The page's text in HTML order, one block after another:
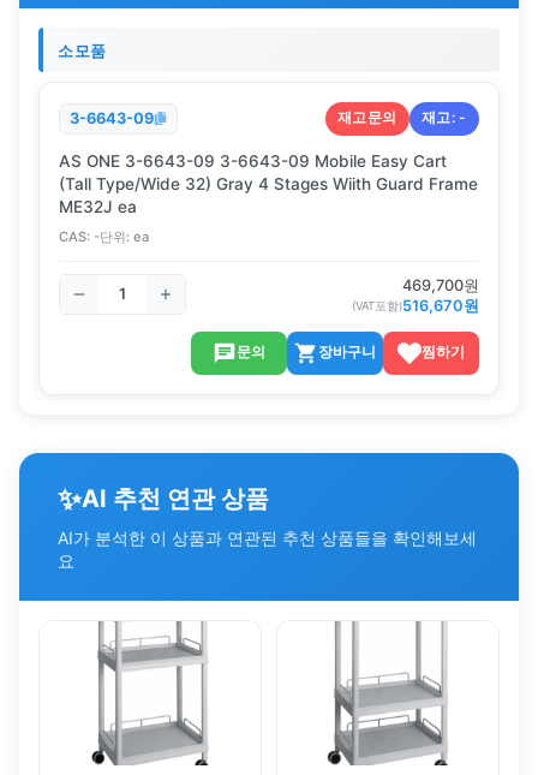
소모품
3-6643-09 재고문의 재고:-
AS ONE 3-6643-09 3-6643-09 Mobile Easy Cart
(Tall Type/Wide 32) Gray 4 Stages Wiith Guard Frame
ME32J ea
CAS: -단위: ea
469,700원
(VAT포함)516,670원
문의 장바구니 찜하기
✨AI 추천 연관 상품
AI가 분석한 이 상품과 연관된 추천 상품들을 확인해보세
요